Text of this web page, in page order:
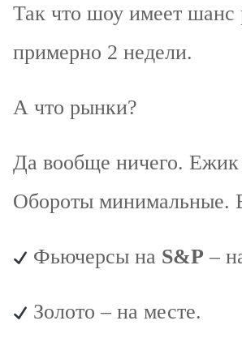
Так что шоу имеет шанс
примерно 2 недели.
А что рынки?
Да вообще ничего. Ежик
Обороты минимальные.
Фьючерсы на S&P –
Золото – на месте.